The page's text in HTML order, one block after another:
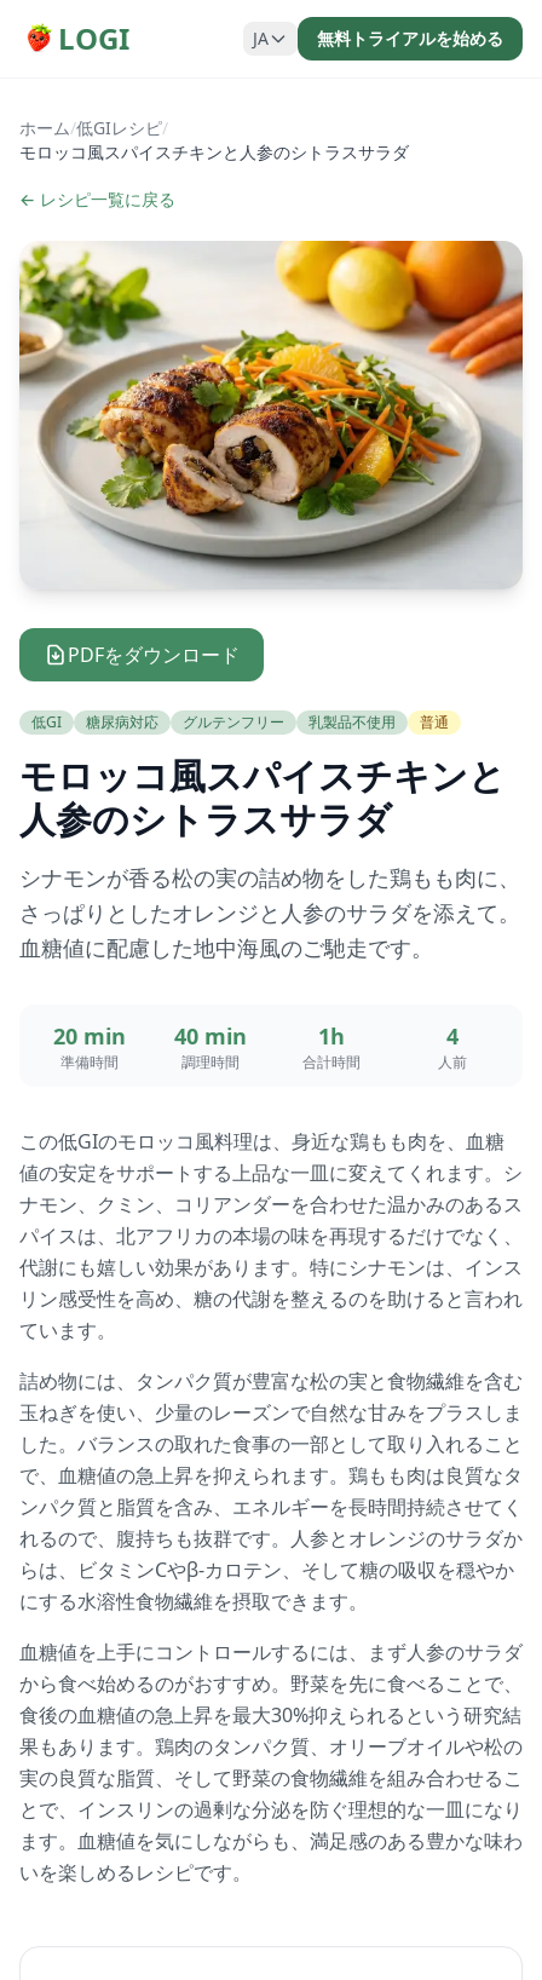
LOGI JA 無料トライアルを始める
ホーム/低GIレシピ/
モロッコ風スパイスチキンと人参のシトラスサラダ
← レシピ一覧に戻る
PDFをダウンロード
低GI 糖尿病対応 グルテンフリー 乳製品不使用 普通
モロッコ風スパイスチキンと
人参のシトラスサラダ
シナモンが香る松の実の詰め物をした鶏もも肉に、
さっぱりとしたオレンジと人参のサラダを添えて。
血糖値に配慮した地中海風のご馳走です。
20 min
準備時間
40 min
調理時間
1h
合計時間
4
人前
この低GIのモロッコ風料理は、身近な鶏もも肉を、血糖
値の安定をサポートする上品な一皿に変えてくれます。シ
ナモン、クミン、コリアンダーを合わせた温かみのあるス
パイスは、北アフリカの本場の味を再現するだけでなく、
代謝にも嬉しい効果があります。特にシナモンは、インス
リン感受性を高め、糖の代謝を整えるのを助けると言われ
ています。
詰め物には、タンパク質が豊富な松の実と食物繊維を含む
玉ねぎを使い、少量のレーズンで自然な甘みをプラスしま
した。バランスの取れた食事の一部として取り入れること
で、血糖値の急上昇を抑えられます。鶏もも肉は良質なタ
ンパク質と脂質を含み、エネルギーを長時間持続させてく
れるので、腹持ちも抜群です。人参とオレンジのサラダか
らは、ビタミンCやβ-カロテン、そして糖の吸収を穏やか
にする水溶性食物繊維を摂取できます。
血糖値を上手にコントロールするには、まず人参のサラダ
から食べ始めるのがおすすめ。野菜を先に食べることで、
食後の血糖値の急上昇を最大30%抑えられるという研究結
果もあります。鶏肉のタンパク質、オリーブオイルや松の
実の良質な脂質、そして野菜の食物繊維を組み合わせるこ
とで、インスリンの過剰な分泌を防ぐ理想的な一皿になり
ます。血糖値を気にしながらも、満足感のある豊かな味わ
いを楽しめるレシピです。